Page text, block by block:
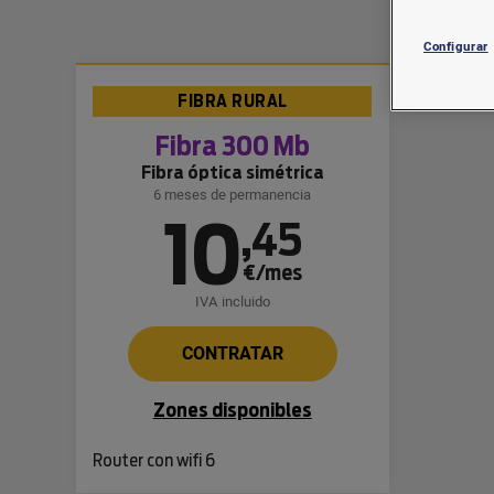
FIBRA RURAL
Fibra 300 Mb
Fibra óptica simétrica
6 meses de permanencia
10,45
€/mes
IVA incluido
CONTRATAR
Zones disponibles
Router con wifi 6
Configurar